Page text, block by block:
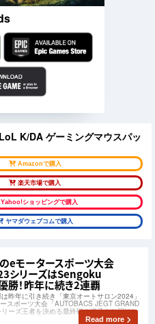
K/DA ゲーミングマウスパッ
Amazonで購入
楽天市場で購入
Yahoo!ショッピングで購入
ヤマダウェブコムで購入
eモータースポーツ大会
シリーズはSengoku
勝！昨年に続き2連覇
昨年に引き続き「東京オートサロン2024」
スポーツ大会「AUTOBACS JEGT GRAND
ーズ王者を決める最終戦の様子をお届けし
Read more